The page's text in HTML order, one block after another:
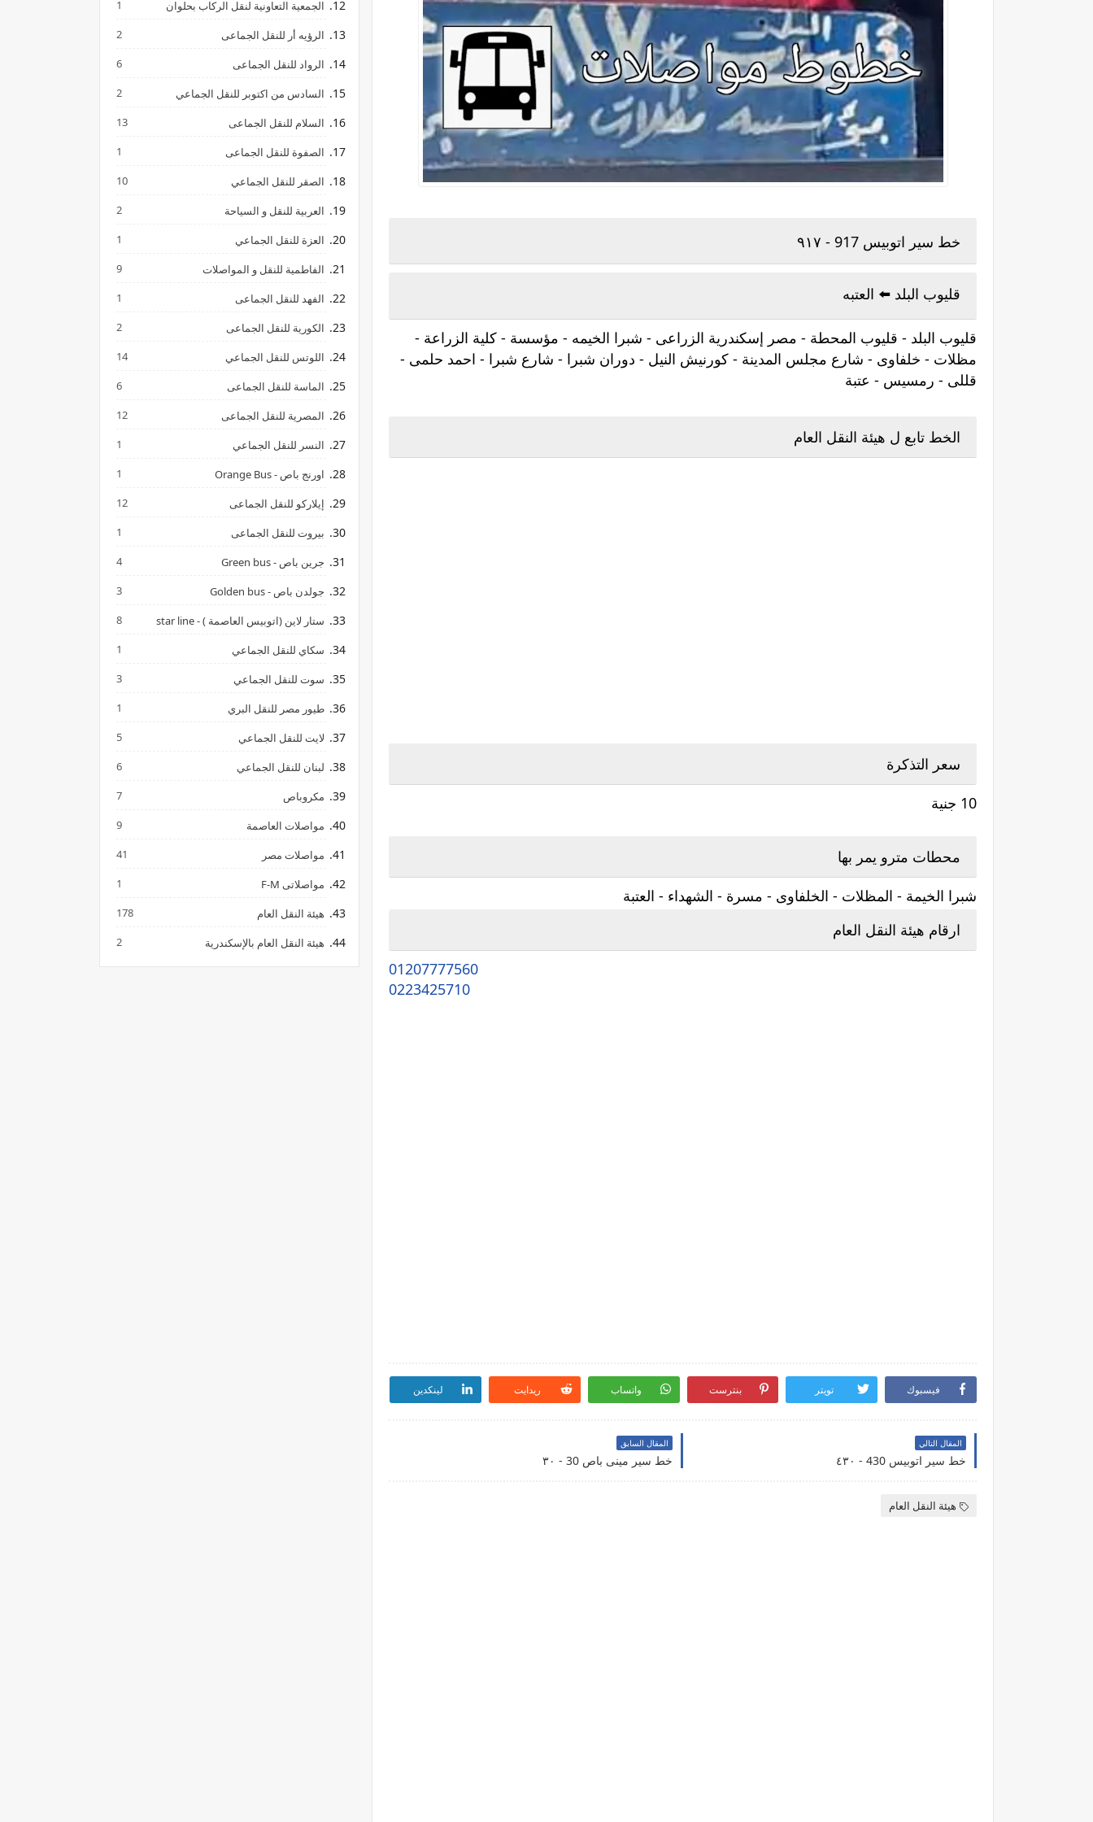
خط سير اتوبيس 917 - ٩١٧
قليوب البلد ⁦⬅️⁩ العتبه
قليوب البلد - قليوب المحطة - مصر إسكندرية الزراعى - شبرا الخيمه - مؤسسة - كلية الزراعة -
مظلات - خلفاوى - شارع مجلس المدينة - كورنيش النيل - دوران شبرا - شارع شبرا - احمد حلمى -
قللى - رمسيس - عتبة
الخط تابع ل هيئة النقل العام
سعر التذكرة
10 جنية
محطات مترو يمر بها
شبرا الخيمة - المظلات - الخلفاوى - مسرة - الشهداء - العتبة
ارقام هيئة النقل العام
01207777560
0223425710
فيسبوك تويتر بنترست واتساب ريدايت لينكدين
المقال التالي
خط سير اتوبيس 430 - ٤٣٠
المقال السابق
خط سير مينى باص 30 - ٣٠
هيئة النقل العام
الجمعية التعاونية لنقل الركاب بحلوان 1
الرؤيه أر للنقل الجماعى 2
الرواد للنقل الجماعى 6
السادس من اكتوبر للنقل الجماعي 2
السلام للنقل الجماعى 13
الصفوة للنقل الجماعى 1
الصقر للنقل الجماعي 10
العربية للنقل و السياحة 2
العزة للنقل الجماعي 1
الفاطمية للنقل و المواصلات 9
الفهد للنقل الجماعى 1
الكورية للنقل الجماعى 2
اللوتس للنقل الجماعي 14
الماسة للنقل الجماعى 6
المصرية للنقل الجماعى 12
النسر للنقل الجماعي 1
اورنج باص - Orange Bus 1
إيلاركو للنقل الجماعى 12
بيروت للنقل الجماعى 1
جرين باص - Green bus 4
جولدن باص - Golden bus 3
ستار لاين (اتوبيس العاصمة ) - star line 8
سكاي للنقل الجماعي 1
سوت للنقل الجماعي 3
طيور مصر للنقل البري 1
لايت للنقل الجماعي 5
لبنان للنقل الجماعي 6
مكروباص 7
مواصلات العاصمة 9
مواصلات مصر 41
مواصلاتى F-M 1
هيئة النقل العام 178
هيئة النقل العام بالإسكندرية 2